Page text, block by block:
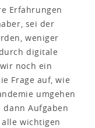
Erfahrungen
sei der
weniger
digitale
noch ein
Frage auf, wie
umgehen
dann Aufgaben
wichtigen